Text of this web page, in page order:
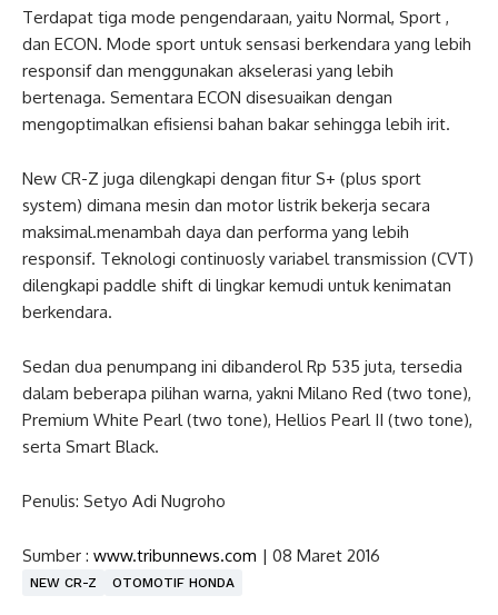
Terdapat tiga mode pengendaraan, yaitu Normal, Sport ,
dan ECON. Mode sport untuk sensasi berkendara yang lebih
responsif dan menggunakan akselerasi yang lebih
bertenaga. Sementara ECON disesuaikan dengan
mengoptimalkan efisiensi bahan bakar sehingga lebih irit.
New CR-Z juga dilengkapi dengan fitur S+ (plus sport
system) dimana mesin dan motor listrik bekerja secara
maksimal.menambah daya dan performa yang lebih
responsif. Teknologi continuosly variabel transmission (CVT)
dilengkapi paddle shift di lingkar kemudi untuk kenimatan
berkendara.
Sedan dua penumpang ini dibanderol Rp 535 juta, tersedia
dalam beberapa pilihan warna, yakni Milano Red (two tone),
Premium White Pearl (two tone), Hellios Pearl II (two tone),
serta Smart Black.
Penulis: Setyo Adi Nugroho
Sumber : www.tribunnews.com | 08 Maret 2016
NEW CR-Z OTOMOTIF HONDA